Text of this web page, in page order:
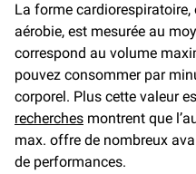
La forme
aérobie, est mesurée au
correspond au volume
pouvez consommer par
corporel. Plus cette valeur
recherches montrent que
max. offre de nombreux
de performances.